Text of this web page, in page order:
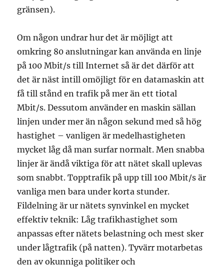
gränsen).
Om någon undrar hur det är möjligt att
omkring 80 anslutningar kan använda en linje
på 100 Mbit/s till Internet så är det därför att
det är näst intill omöjligt för en datamaskin att
få till stånd en trafik på mer än ett tiotal
Mbit/s. Dessutom använder en maskin sällan
linjen under mer än någon sekund med så hög
hastighet – vanligen är medelhastigheten
mycket låg då man surfar normalt. Men snabba
linjer är ändå viktiga för att nätet skall uplevas
som snabbt. Topptrafik på upp till 100 Mbit/s är
vanliga men bara under korta stunder.
Fildelning är ur nätets synvinkel en mycket
effektiv teknik: Låg trafikhastighet som
anpassas efter nätets belastning och mest sker
under lågtrafik (på natten). Tyvärr motarbetas
den av okunniga politiker och